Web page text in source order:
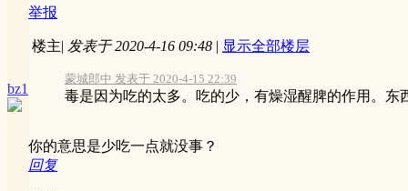
举报
bz1
楼主| 发表于 2020-4-16 09:48 | 显示全部楼层
蒙城郎中 发表于 2020-4-15 22:39
毒是因为吃的太多。吃的少，有燥湿醒脾的作用。
你的意思是少吃一点就没事？
回复